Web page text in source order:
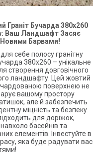
Граніт Бучарда 380х260
Ваш Ландшафт Засяє
Новими Барвами!
себе полосу гранітну
380х260 – унікальне
створення довговічного
ландшафту. Цей жовтий
поверхнею не
вашому простору
але й забезпечить
міцність та безпеку.
для доріжок,
басейнів та
елементів. Інвестуйте в
яка буде радувати вас